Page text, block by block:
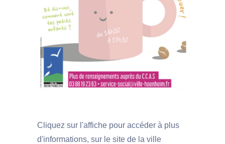
Cliquez sur l'affiche pour accéder à plus
d'informations, sur le site de la ville